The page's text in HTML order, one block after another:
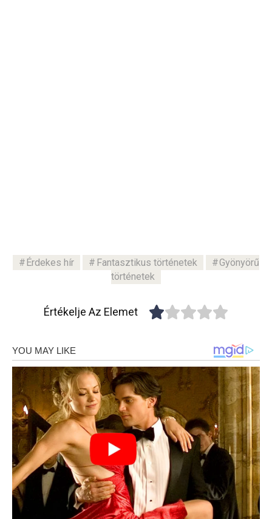
Érdekes hír Fantasztikus történetek
Gyönyörű
történetek
Értékelje Az Elemet